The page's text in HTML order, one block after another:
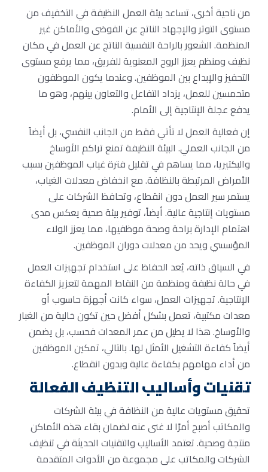
من ناحية أخرى، تساعد بيئة العمل النظيفة في التخفيف من
مستوى التوتر والإجهاد الناتج عن الفوضى والأماكن غير
المنظمة. الشعور بالراحة النفسية الناتج عن العمل في مكان
نظيف ومنظم يعزز الروح المعنوية للفريق، مما يرفع مستوى
التحفيز والإبداع بين الموظفين. وعندما يكون الموظفون
متحمسين للعمل، يزداد التفاعل والتعاون بينهم، وهو ما
يدفع عجلة الإنتاجية إلى الأمام.
إن فعالية العمل لا تأتي فقط من الجانب النفسي، بل أيضاً
من الجانب العملي. البيئة النظيفة تمنع تراكم الأوساخ
والبكتيريا، مما يساهم في تقليل فترة غياب الموظفين بسبب
الأمراض المرتبطة بالنظافة. مع انخفاض معدلات الغياب،
يستمر سير العمل دون انقطاع، وتحافظ الشركات على
مستويات إنتاجية عالية. أيضاً، توفير بيئة صحية يعكس مدى
اهتمام الإدارة براحة وصحة موظفيها، مما يعزز الولاء
المؤسسي ويحد من معدلات دوران الموظفين.
في السياق ذاته، يُعد الحفاظ على استخدام تجهيزات العمل
في حالة نظيفة ومنظمة من النقاط المهمة لتعزيز الكفاءة
الإنتاجية. تجهيزات العمل، سواء كانت أجهزة حاسوب أو
معدات مكتبية، تعمل بشكل أفضل حين تكون خالية من الغبار
والأوساخ. هذا لا يطيل من عمر المعدات فحسب، بل يضمن
أيضاً كفاءة التشغيل الأمثل لها. بالتالي، تمكين الموظفين
من أداء مهامهم بكفاءة عالية وبدون انقطاع.
تقنيات وأساليب التنظيف الفعالة
تحقيق مستويات عالية من النظافة في بيئة الشركات
والمكاتب أصبح أمرًا لا غنى عنه لضمان بقاء هذه الأماكن
منتجة وصحية. تعتمد الأساليب والتقنيات الحديثة في تنظيف
الشركات والمكاتب على مجموعة من الأدوات المتقدمة